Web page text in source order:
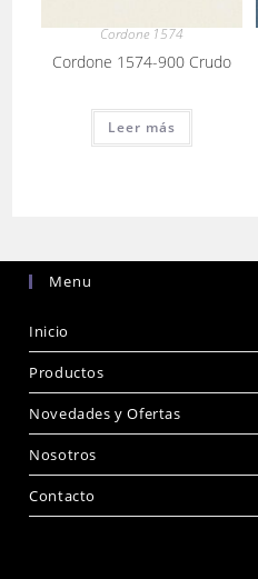
Cordone 1574
Cordone 1574-900 Crudo
Leer más
Menu
Inicio
Productos
Novedades y Ofertas
Nosotros
Contacto